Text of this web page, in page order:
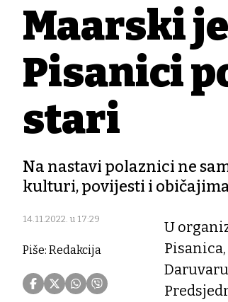
Mađarski
Pisanici
stari
Na nastavi polaznici ne
kulturi, povijesti i
14.11.2022. u 17:29
Piše: Redakcija
U